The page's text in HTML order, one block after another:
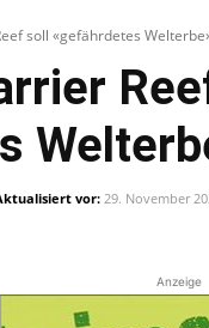
soll «gefährdetes
vor:29. November
Anzeige